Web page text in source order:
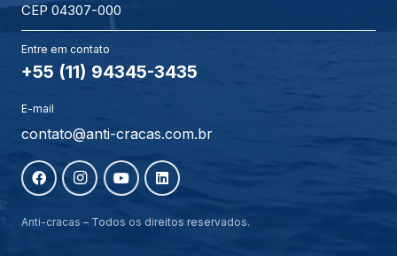
CEP 04307-000
Entre em contato
+55 (11) 94345-3435
E-mail
contato@anti-cracas.com.br
Anti-cracas – Todos os direitos reservados.